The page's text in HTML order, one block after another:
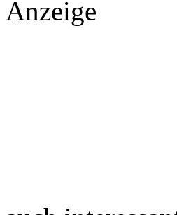
Anzeige